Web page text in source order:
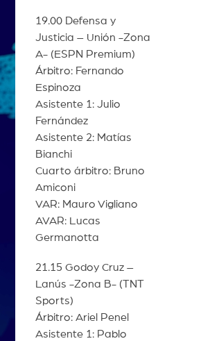
19.00 Defensa y
Justicia – Unión -Zona
A- (ESPN Premium)
Árbitro: Fernando
Espinoza
Asistente 1: Julio
Fernández
Asistente 2: Matías
Bianchi
Cuarto árbitro: Bruno
Amiconi
VAR: Mauro Vigliano
AVAR: Lucas
Germanotta
21.15 Godoy Cruz –
Lanús -Zona B- (TNT
Sports)
Árbitro: Ariel Penel
Asistente 1: Pablo